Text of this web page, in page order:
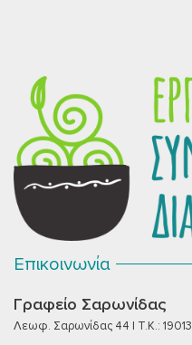
Επικοινωνία
Γραφείο Σαρωνίδας
Λεωφ. Σαρωνίδας 44 | T.K.: 19013